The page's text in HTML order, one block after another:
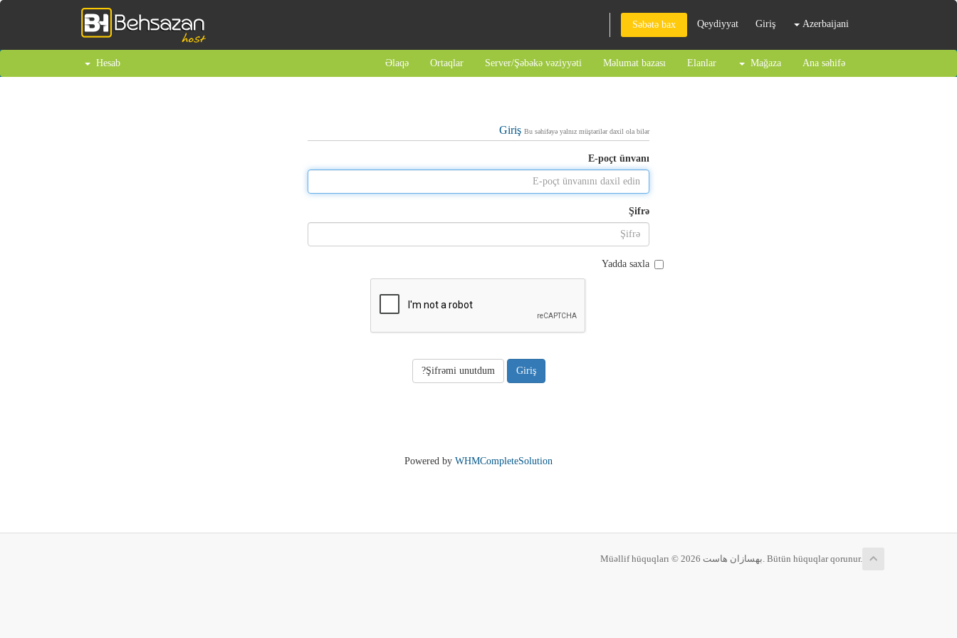
Azerbaijani
Giriş
Qeydiyyat
Səbətə bax
Ana səhifə
Mağaza
Elanlar
Məlumat bazası
Server/Şəbəkə vəziyyəti
Ortaqlar
Əlaqə
Hesab
Giriş Bu səhifəyə yalnız müştərilər daxil ola bilər
E-poçt ünvanı
Şifrə
Yadda saxla
Şifrəmi unutdum?
Powered by WHMCompleteSolution
Müəllif hüquqları © 2026 بهسازان هاست. Bütün hüquqlar qorunur.